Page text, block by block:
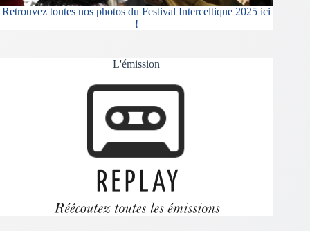
Retrouvez toutes nos photos du Festival Interceltique 2025 ici
!
L'émission